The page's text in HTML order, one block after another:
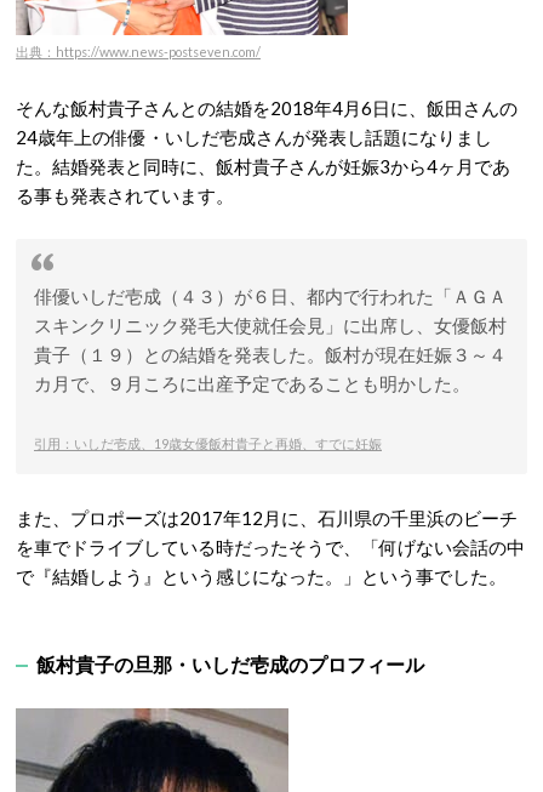
出典：https://www.news-postseven.com/
そんな飯村貴子さんとの結婚を2018年4月6日に、飯田さんの
24歳年上の俳優・いしだ壱成さんが発表し話題になりまし
た。結婚発表と同時に、飯村貴子さんが妊娠3から4ヶ月であ
る事も発表されています。
俳優いしだ壱成（４３）が６日、都内で行われた「ＡＧＡ
スキンクリニック発毛大使就任会見」に出席し、女優飯村
貴子（１９）との結婚を発表した。飯村が現在妊娠３～４
カ月で、９月ころに出産予定であることも明かした。
引用：いしだ壱成、19歳女優飯村貴子と再婚、すでに妊娠
また、プロポーズは2017年12月に、石川県の千里浜のビーチ
を車でドライブしている時だったそうで、「何げない会話の中
で『結婚しよう』という感じになった。」という事でした。
飯村貴子の旦那・いしだ壱成のプロフィール